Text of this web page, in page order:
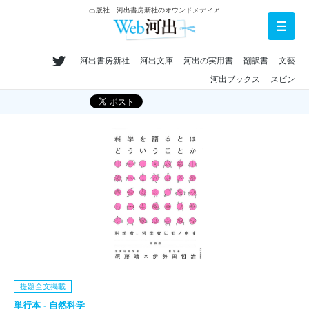
出版社 河出書房新社のオウンドメディア
河出書房新社 河出文庫 河出の実用書 翻訳書
文藝
河出ブックス
スピン
提題全文掲載
単行本 - 自然科学